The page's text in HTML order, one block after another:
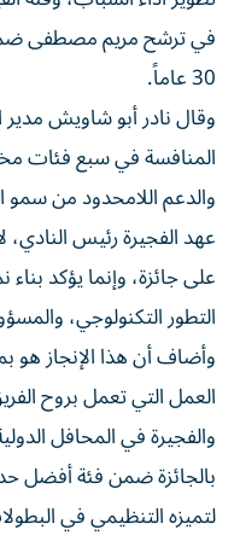
في ترشح مريم مصطفى
30 عاماً.
وقال نادر أبو شاويش مدير
المنافسة في سبع فئات
والدعم اللامحدود من
عهد الفجيرة رئيس
على جائزة، وإنما يؤكد
التطور التكنولوجي،
وأضاف أن هذا الإنجاز هو
العمل التي تعمل بروح
والفجيرة في المحافل
لتميزه التنظيمي في